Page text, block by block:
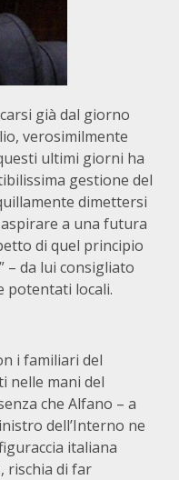
già dal giorno
verosimilmente
ultimi giorni ha
gestione del
dimettersi
a una futura
di quel principio
” – da lui consigliato
potentati locali.
i familiari del
nelle mani del
che Alfano – a
dell’Interno ne
italiana
rischia di far